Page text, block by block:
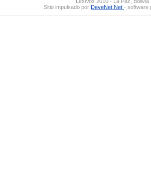
Sitio impulsado por DeveNet.Net - software